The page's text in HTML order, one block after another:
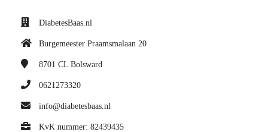
DiabetesBaas.nl
Burgemeester Praamsmalaan 20
8701 CL Bolsward
0621273320
info@diabetesbaas.nl
KvK nummer: 82439435